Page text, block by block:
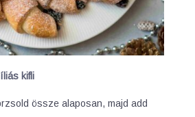
kifli
össze alaposan, majd add